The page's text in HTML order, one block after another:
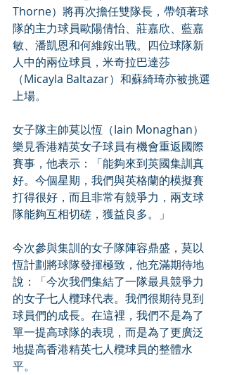
Thorne）將再次擔任雙隊長，帶領著球
隊的主力球員歐陽倩怡、莊嘉欣、藍嘉
敏、潘凱恩和何維銨出戰。四位球隊新
人中的兩位球員，米奇拉巴達莎
（Micayla Baltazar）和蘇綺琦亦被挑選
上場。
女子隊主帥莫以恆（Iain Monaghan）
樂見香港精英女子球員有機會重返國際
賽事，他表示：「能夠來到英國集訓真
好。今個星期，我們與英格蘭的模擬賽
打得很好，而且非常有競爭力，兩支球
隊能夠互相切磋，獲益良多。」
今次參與集訓的女子隊陣容鼎盛，莫以
恆計劃將球隊發揮極致，他充滿期待地
說：「今次我們集結了一隊最具競爭力
的女子七人欖球代表。我們很期待見到
球員們的成長。在這裡，我們不是為了
單一提高球隊的表現，而是為了更廣泛
地提高香港精英七人欖球員的整體水
平。